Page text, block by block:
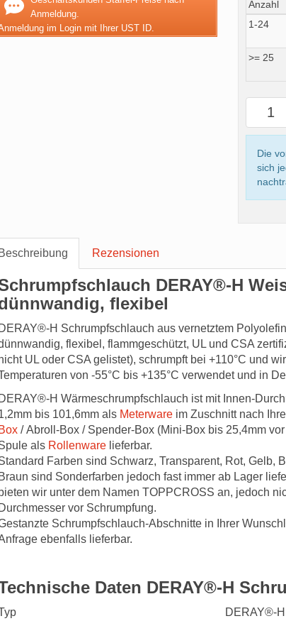
Anmeldung.
im Login mit Ihrer UST ID.
Anzahl
1-24
>= 25
Die
sich
Beschreibung Rezensionen
DERAY®-H
flexibel
DERAY®-H Schrumpfschlauch aus vernetztem
flexibel, flammgeschützt, UL und CSA
UL oder CSA gelistet), schrumpft bei +110°C und
von -55°C bis +135°C verwendet und in
DERAY®-H Wärmeschrumpfschlauch ist mit Innen-
bis 101,6mm als Meterware im Zuschnitt nach
Box / Abroll-Box / Spender-Box (Mini-Box bis 25,4mm
als Rollenware lieferbar.
Farben sind Schwarz, Transparent, Rot, Gelb,
Braun sind Sonderfarben jedoch fast immer ab Lager
bieten wir unter dem Namen TOPPCROSS an, jedoch
Durchmesser vor Schrumpfung.
Schrumpfschlauch-Abschnitte in Ihrer
ebenfalls lieferbar.
Daten DERAY®-H
DERAY®-H